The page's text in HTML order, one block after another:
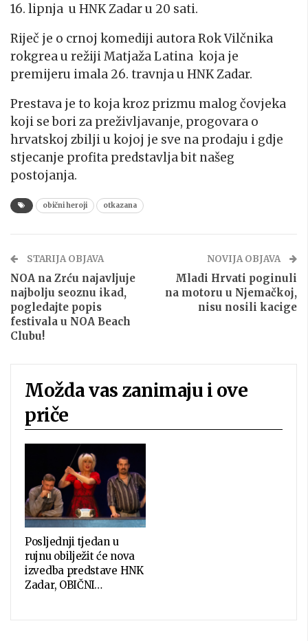
16. lipnja u HNK Zadar u 20 sati.
Riječ je o crnoj komediji autora Rok Vilčnika
rokgrea u režiji Matjaža Latina koja je
premijeru imala 26. travnja u HNK Zadar.
Prestava je to koja kroz prizmu malog čovjeka
koji se bori za preživljavanje, progovara o
hrvatskoj zbilji u kojoj je sve na prodaju i gdje
stjecanje profita predstavlja bit našeg
postojanja.
obični heroji otkazana
STARIJA OBJAVA
NOA na Zrću najavljuje
najbolju seoznu ikad,
pogledajte popis
festivala u NOA Beach
Clubu!
NOVIJA OBJAVA
Mladi Hrvati poginuli
na motoru u Njemačkoj,
nisu nosili kacige
Možda vas zanimaju i ove
priče
Posljednji tjedan u
rujnu obilježit će nova
izvedba predstave HNK
Zadar, OBIČNI…